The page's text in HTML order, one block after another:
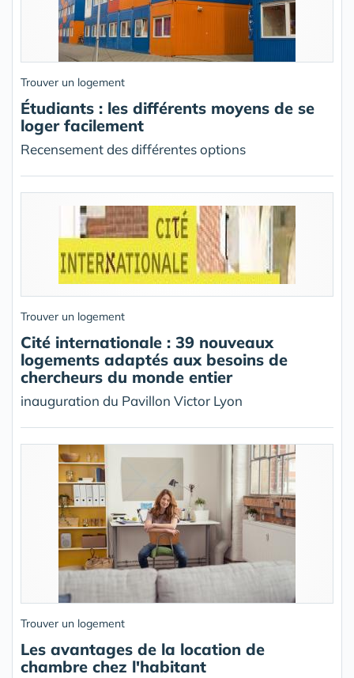
Trouver un logement
Étudiants : les différents moyens de se
loger facilement
Recensement des différentes options
Trouver un logement
Cité internationale : 39 nouveaux
logements adaptés aux besoins de
chercheurs du monde entier
inauguration du Pavillon Victor Lyon
Trouver un logement
Les avantages de la location de
chambre chez l'habitant